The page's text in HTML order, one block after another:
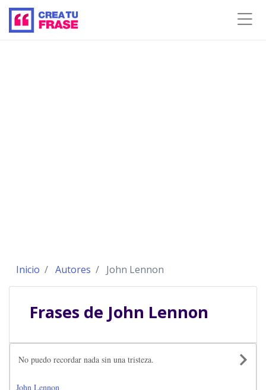
Inicio Autores John Lennon
Frases de John Lennon
No puedo recordar nada sin una tristeza.
John Lennon